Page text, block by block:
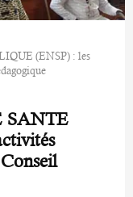
(ENSP) : les
SANTE